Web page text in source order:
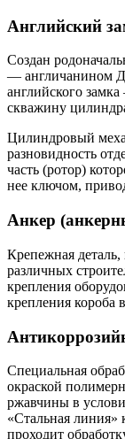
Английский
Создан
— англичанином
английского
скважину
Цилиндровый
разновидность
часть (ротор)
нее ключом,
Анкер
Крепежная деталь,
различных
крепления
крепления короба
Специальная
окраской
ржавчины в
«Стальная линия»
проходит